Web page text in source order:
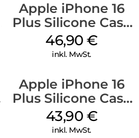
Apple iPhone 16
Plus Silicone Case
MagSafe Stone
Gray
46,90€
inkl. MwSt.
Apple iPhone 16
Plus Silicone Case
MagSafe Black
43,90 €
inkl. MwSt.